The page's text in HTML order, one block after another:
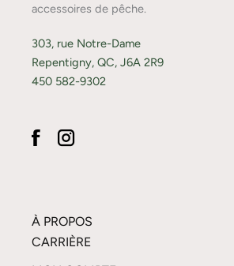
accessoires de pêche.
303, rue Notre-Dame
Repentigny, QC, J6A 2R9
450 582-9302
À PROPOS
CARRIÈRE